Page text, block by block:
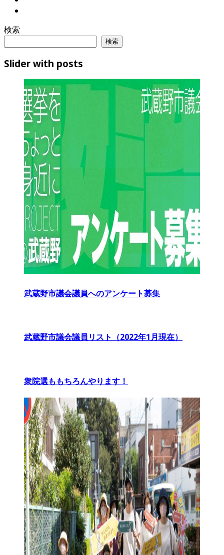
検索
検索
Slider with posts
武蔵野市議会議員へのアンケート募集
武蔵野市議会議員リスト（2022年1月現在）
衆院選ももちろんやります！